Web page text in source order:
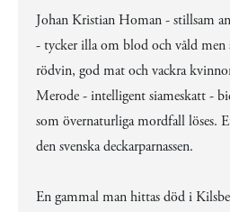
Johan Kristian Homan - stillsam
- tycker illa om blod och våld men
rödvin, god mat och vackra
Merode - intelligent siameskatt -
som övernaturliga mordfall löses.
den svenska deckarparnassen.
En gammal man hittas död i